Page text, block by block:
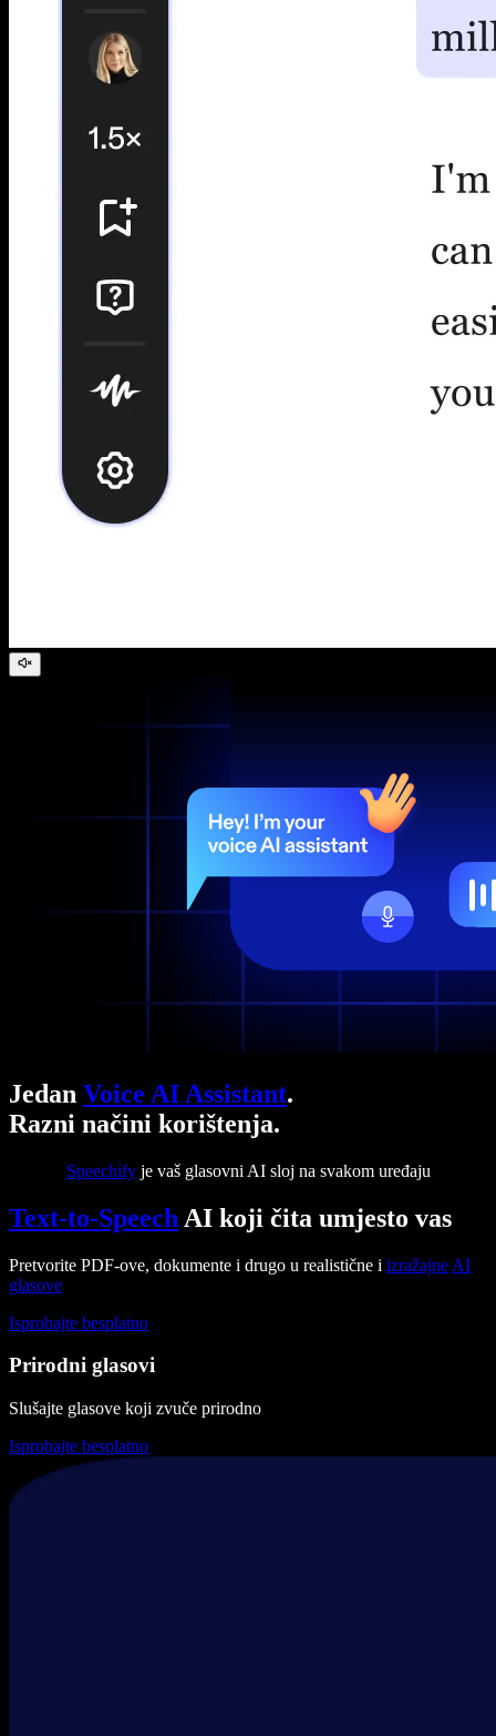
Jedan Voice AI Assistant.
Razni načini korištenja.
Speechifyje vaš glasovni AI sloj na svakom uređaju
Text-to-Speech AI koji čita umjesto vas
Pretvorite PDF-ove, dokumente i drugo u realistične i izražajne AI
glasove
Isprobajte besplatno
Prirodni glasovi
Slušajte glasove koji zvuče prirodno
Isprobajte besplatno